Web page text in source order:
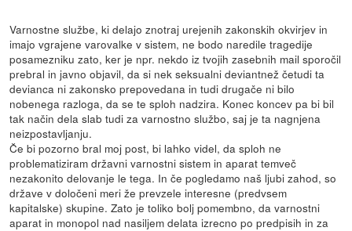
Varnostne službe, ki delajo znotraj urejenih zakonskih okvirjev in
imajo vgrajene varovalke v sistem, ne bodo naredile tragedije
posamezniku zato, ker je npr. nekdo iz tvojih zasebnih mail sporočil
prebral in javno objavil, da si nek seksualni deviantnež četudi ta
devianca ni zakonsko prepovedana in tudi drugače ni bilo
nobenega razloga, da se te sploh nadzira. Konec koncev pa bi bil
tak način dela slab tudi za varnostno službo, saj je ta nagnjena
neizpostavljanju.
Če bi pozorno bral moj post, bi lahko videl, da sploh ne
problematiziram državni varnostni sistem in aparat temveč
nezakonito delovanje le tega. In če pogledamo naš ljubi zahod, so
države v določeni meri že prevzele interesne (predvsem
kapitalske) skupine. Zato je toliko bolj pomembno, da varnostni
aparat in monopol nad nasiljem delata izrecno po predpisih in za